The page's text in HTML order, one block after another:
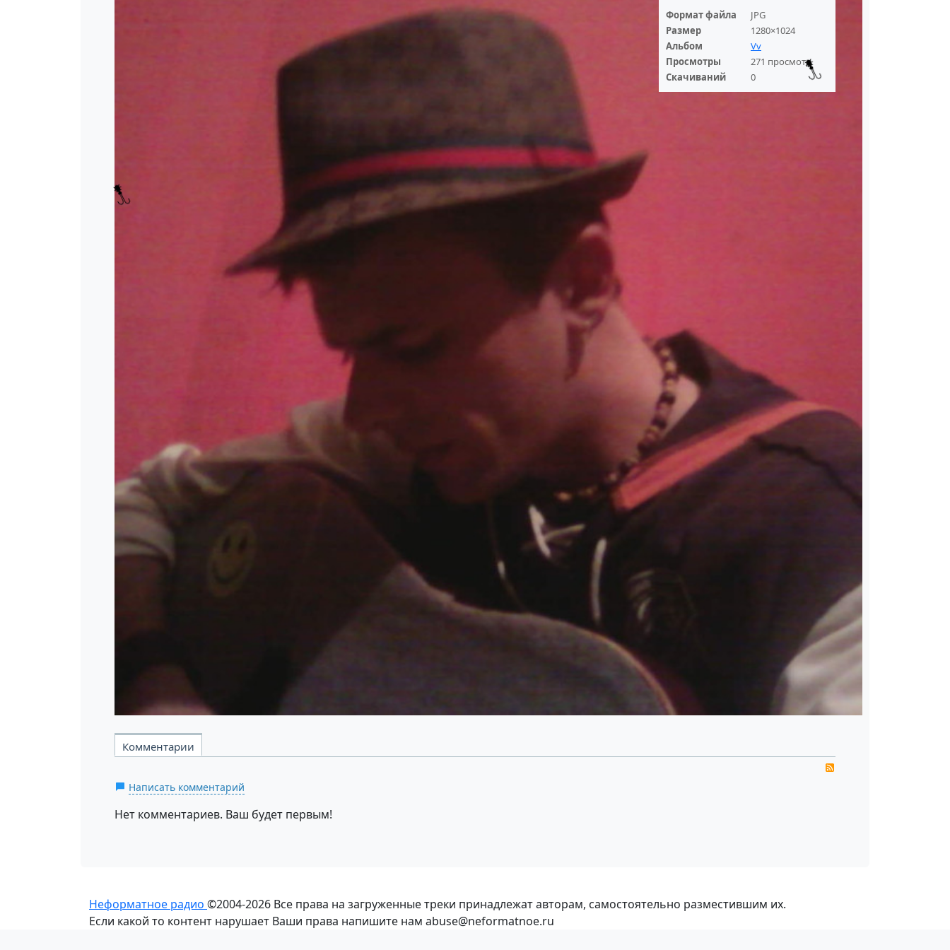
Формат файла
JPG
Размер
1280×1024
Альбом
Vv
Просмотры
271 просмотр
Скачиваний
0
Комментарии
Написать комментарий
Нет комментариев. Ваш будет первым!
Неформатное радио ©2004-2026 Все права на загруженные треки принадлежат авторам, самостоятельно разместившим их.
Если какой то контент нарушает Ваши права напишите нам abuse@neformatnoe.ru